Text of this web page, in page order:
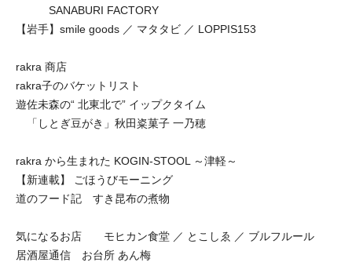
SANABURI FACTORY
【岩手】smile goods ／ マタタビ ／ LOPPIS153
rakra 商店
rakra子のバケットリスト
遊佐未森の“ 北東北で” イップクタイム
「しとぎ豆がき」秋田粢菓子 一乃穂
rakra から生まれた KOGIN-STOOL ～津軽～
【新連載】 ごほうびモーニング
道のフード記 すき昆布の煮物
気になるお店 モヒカン食堂 ／ とこしゑ ／ ブルフルール
居酒屋通信 お台所 あん梅